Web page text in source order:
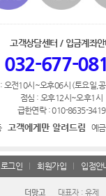
고객상담센터 / 입금계좌안
032-677-
오전10시~오후06시 (토요일,
점심 : 오후12시~오후1시
급한연락 : 010-8635-3419
고객에게만 알려드림 예
로그인 회원가입 입점안
더망고 대표자 : 유제